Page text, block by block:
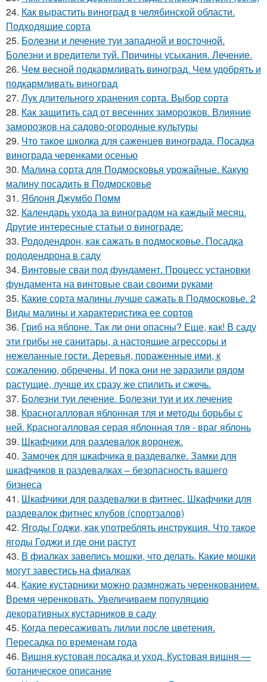
24. Как вырастить виноград в челябинской области.
Подходящие сорта
25. Болезни и лечение туи западной и восточной.
Болезни и вредители туй. Причины усыхания. Лечение.
26. Чем весной подкармливать виноград. Чем удобрять и
подкармливать виноград
27. Лук длительного хранения сорта. Выбор сорта
28. Как защитить сад от весенних заморозков. Влияние
заморозков на садово-огородные культуры
29. Что такое школка для саженцев винограда. Посадка
винограда черенками осенью
30. Малина сорта для Подмосковья урожайные. Какую
малину посадить в Подмосковье
31. Яблоня Джумбо Помм
32. Календарь ухода за виноградом на каждый месяц.
Другие интересные статьи о винограде:
33. Рододендрон, как сажать в подмосковье. Посадка
рододендрона в саду
34. Винтовые сваи под фундамент. Процесс установки
фундамента на винтовые сваи своими руками
35. Какие сорта малины лучше сажать в Подмосковье. 2
Виды малины и характеристика ее сортов
36. Гриб на яблоне. Так ли они опасны? Еще, как! В саду
эти грибы не санитары, а настоящие агрессоры и
нежеланные гости. Деревья, пораженные ими, к
сожалению, обречены. И пока они не заразили рядом
растущие, лучше их сразу же спилить и сжечь.
37. Болезни туи лечение. Болезни туи и их лечение
38. Красногалловая яблонная тля и методы борьбы с
ней. Красногалловая серая яблонная тля - враг яблонь
39. Шкафчики для раздевалок воронеж.
40. Замочек для шкафчика в раздевалке. Замки для
шкафчиков в раздевалках – безопасность вашего
бизнеса
41. Шкафчики для раздевалки в фитнес. Шкафчики для
раздевалок фитнес клубов (спортзалов)
42. Ягоды Годжи, как употреблять инструкция. Что такое
ягоды Годжи и где они растут
43. В фиалках завелись мошки, что делать. Какие мошки
могут завестись на фиалках
44. Какие кустарники можно размножать черенкованием.
Время черенковать. Увеличиваем популяцию
декоративных кустарников в саду
45. Когда пересаживать лилии после цветения.
Пересадка по временам года
46. Вишня кустовая посадка и уход. Кустовая вишня —
ботаническое описание